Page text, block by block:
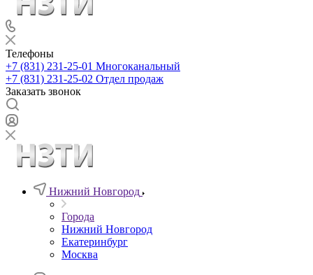
Телефоны
+7 (831) 231-25-01 Многоканальный
+7 (831) 231-25-02 Отдел продаж
Заказать звонок
Нижний Новгород
Города
Нижний Новгород
Екатеринбург
Москва